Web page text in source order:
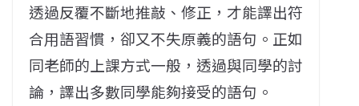
透過反覆不斷地推敲、修正，才能譯出符
合用語習慣，卻又不失原義的語句。正如
同老師的上課方式一般，透過與同學的討
論，譯出多數同學能夠接受的語句。